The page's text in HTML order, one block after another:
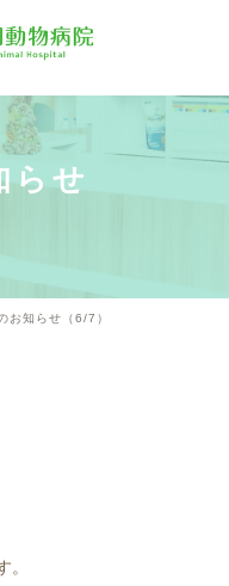
らせ
お知らせ（6/7）